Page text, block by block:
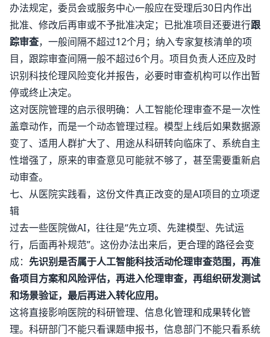
办法规定，委员会或服务中心一般应在受理后30日内作出
批准、修改后再审或不予批准决定；已批准项目还要进行跟
踪审查，一般间隔不超过12个月；纳入专家复核清单的项
目，跟踪审查间隔一般不超过6个月。项目负责人还应及时
识别科技伦理风险变化并报告，必要时审查机构可以作出暂
停或终止决定。
这对医院管理的启示很明确：人工智能伦理审查不是一次性
盖章动作，而是一个动态管理过程。模型上线后如果数据源
变了、适用人群扩大了、用途从科研转向临床了、系统自主
性增强了，原来的审查意见可能就不够了，甚至需要重新启
动审查。
七、从医院实践看，这份文件真正改变的是AI项目的立项逻
辑
过去一些医院做AI，往往是“先立项、先建模型、先试运
行，后面再补规范”。这份办法出来后，更合理的路径会变
成： 先识别是否属于人工智能科技活动伦理审查范围，再准
备项目方案和风险评估，再进入伦理审查，再组织研发测试
和场景验证，最后再进入转化应用。
这将直接影响医院的科研管理、信息化管理和成果转化管
理。科研部门不能只看课题申报书，信息部门不能只看系统